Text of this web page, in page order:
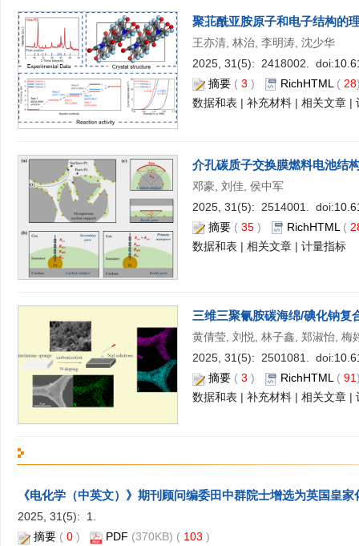
聚苝酰亚胺原子和电子结构的
王亦清, 林治, 李明涛, 沈少华
2025, 31(5): 2418002. doi:
摘要( 3 ) RichHTML ( 28
数据和表 | 补充材料| 相关文章|
介孔碳质子交换膜燃料电池结
邓豪, 刘佳, 侯中军
2025, 31(5): 2514001. doi:
摘要( 35) RichHTML (
数据和表 | 相关文章| 计量指标
三维三聚氰胺碳海绵/碘化钠复
黄倩莹, 刘悦, 林子鑫, 郑淑怡, 梅
2025, 31(5): 2501081. doi:
摘要( 3 ) RichHTML( 91
数据和表 | 补充材料| 相关文章|
《电化学（中英文）》期刊顾问编委田中群院士增选为英国皇
2025, 31(5): 1.
摘要 ( 0 ) PDF (370KB) ( 103 )